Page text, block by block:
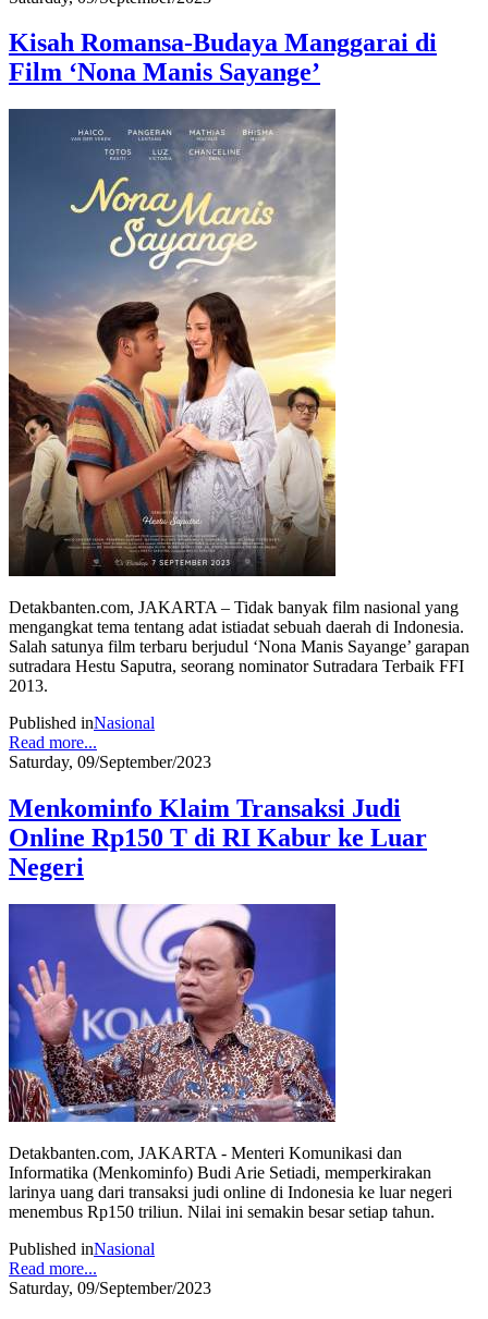
Kisah Romansa-Budaya Manggarai di
Film ‘Nona Manis Sayange’
Detakbanten.com, JAKARTA – Tidak banyak film nasional yang
mengangkat tema tentang adat istiadat sebuah daerah di Indonesia.
Salah satunya film terbaru berjudul ‘Nona Manis Sayange’ garapan
sutradara Hestu Saputra, seorang nominator Sutradara Terbaik FFI
2013.
Published inNasional
Read more...
Saturday, 09/September/2023
Menkominfo Klaim Transaksi Judi
Online Rp150 T di RI Kabur ke Luar
Negeri
Detakbanten.com, JAKARTA - Menteri Komunikasi dan
Informatika (Menkominfo) Budi Arie Setiadi, memperkirakan
larinya uang dari transaksi judi online di Indonesia ke luar negeri
menembus Rp150 triliun. Nilai ini semakin besar setiap tahun.
Published inNasional
Read more...
Saturday, 09/September/2023